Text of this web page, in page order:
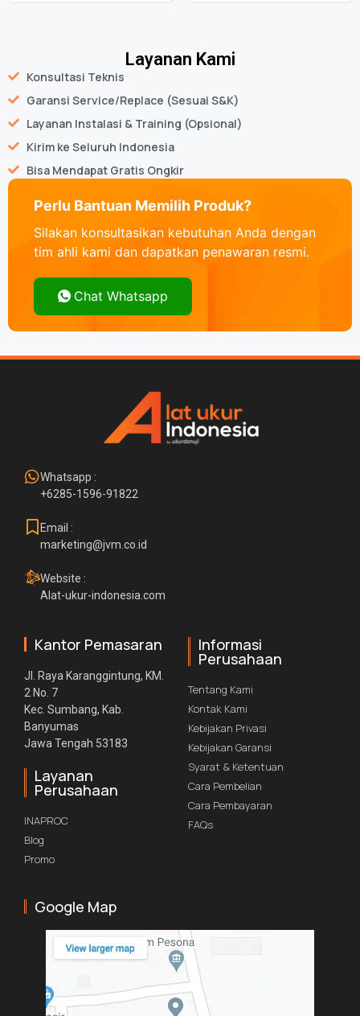
Layanan Kami
Konsultasi Teknis
Garansi Service/Replace (Sesuai S&K)
Layanan Instalasi & Training (Opsional)
Kirim ke Seluruh Indonesia
Bisa Mendapat Gratis Ongkir
Perlu Bantuan Memilih Produk?
Silakan konsultasikan kebutuhan Anda dengan
tim ahli kami dan dapatkan penawaran resmi.
Chat Whatsapp
Whatsapp :
+6285-1596-91822
Email :
marketing@jvm.co.id
Website :
Alat-ukur-indonesia.com
Kantor Pemasaran
Jl. Raya Karanggintung, KM.
2 No. 7
Kec. Sumbang, Kab.
Banyumas
Jawa Tengah 53183
Layanan
Perusahaan
INAPROC
Blog
Promo
Informasi
Perusahaan
Tentang Kami
Kontak Kami
Kebijakan Privasi
Kebijakan Garansi
Syarat & Ketentuan
Cara Pembelian
Cara Pembayaran
FAQs
Google Map